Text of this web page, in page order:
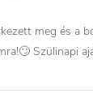
meg és a
Szülinapi